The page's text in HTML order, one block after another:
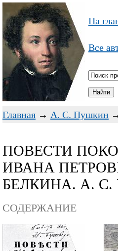
На
Все
Главная → А. С. Пушкин
ПОВЕСТИ
ИВАНА
БЕЛКИНА. А.
СОДЕРЖАНИЕ